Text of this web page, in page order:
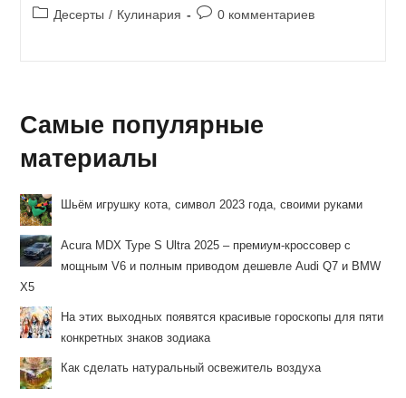
Рубрика
Десерты / Кулинария
Комментарии
0 комментариев
Самые популярные
материалы
Шьём игрушку кота, символ 2023 года, своими руками
Acura MDX Type S Ultra 2025 – премиум-кроссовер с
мощным V6 и полным приводом дешевле Audi Q7 и BMW
X5
На этих выходных появятся красивые гороскопы для пяти
конкретных знаков зодиака
Как сделать натуральный освежитель воздуха